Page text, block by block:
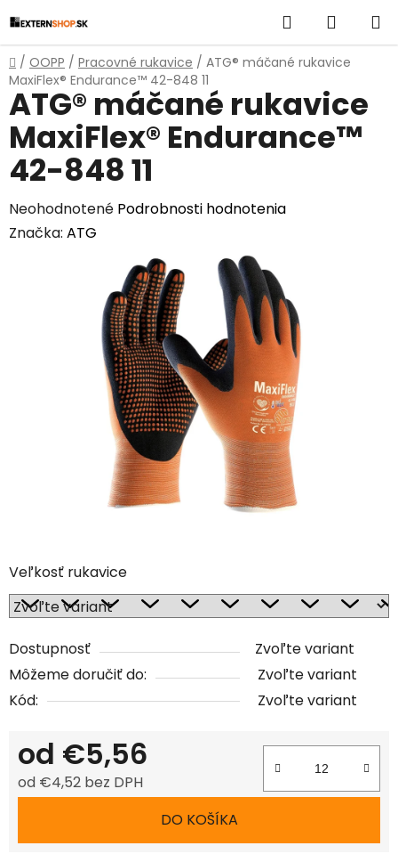
na
obsah
Hľadať
KOŠÍK
Domov
/ OOPP / Pracovné rukavice / ATG® máčané rukavice
MaxiFlex® Endurance™ 42-848 11
Veľkosť rukavice
Dostupnosť
Zvoľte variant
Môžeme doručiť do:
Zvoľte variant
Kód:
Zvoľte variant
od €5,56
od €4,52 bez DPH
DO KOŠÍKA
ATG® máčané rukavice
MaxiFlex® Endurance™
42-848 11
Priemerné
hodnotenie
Neohodnotené Podrobnosti hodnotenia
Značka: ATG